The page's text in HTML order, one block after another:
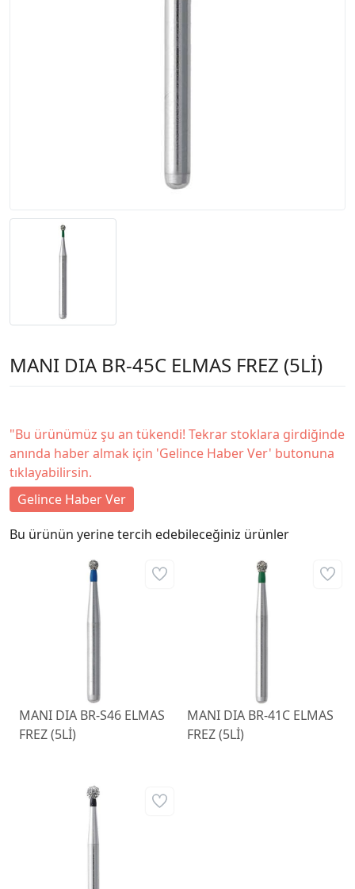
MANI DIA BR-45C ELMAS FREZ (5Lİ)
"Bu ürünümüz şu an tükendi! Tekrar stoklara girdiğinde
anında haber almak için 'Gelince Haber Ver' butonuna
tıklayabilirsin.
Gelince Haber Ver
Bu ürünün yerine tercih edebileceğiniz ürünler
MANI DIA BR-S46 ELMAS
FREZ (5Lİ)
MANI DIA BR-41C ELMAS
FREZ (5Lİ)